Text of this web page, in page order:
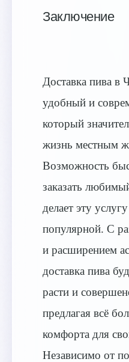
Заключение
Доставка пива в
удобный и
который
жизнь местным
Возможность
заказать
делает эту
популярной. С
и расширением
доставка пива
расти и
предлагая всё
комфорта для
Независимо от